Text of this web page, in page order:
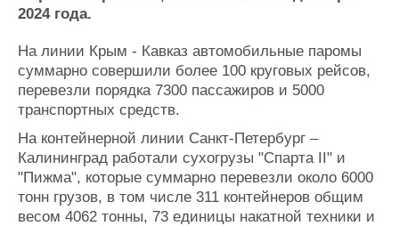
Компании
Работа
Крюинг
Журнал
Реклама
Материалы
Услуги
Конференции
Выставки и семинары
Личности
Флот
Галерея флота
Форум
2024 года.
На линии Крым - Кавказ автомобильные паромы
суммарно совершили более 100 круговых рейсов,
перевезли порядка 7300 пассажиров и 5000
транспортных средств.
На контейнерной линии Санкт-Петербург –
Калининград работали сухогрузы "Спарта II" и
"Пижма", которые суммарно перевезли около 6000
тонн грузов, в том числе 311 контейнеров общим
весом 4062 тонны, 73 единицы накатной техники и